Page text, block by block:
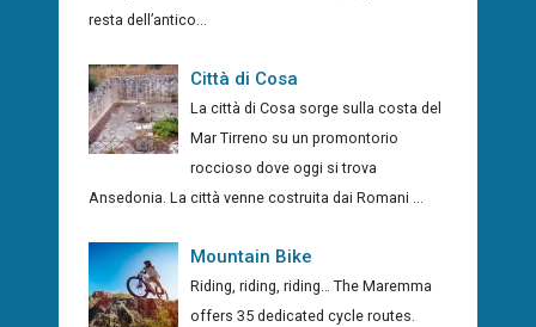
resta dell’antico...
Città di Cosa
La città di Cosa sorge sulla costa del
Mar Tirreno su un promontorio
roccioso dove oggi si trova
Ansedonia. La città venne costruita dai Romani ...
Mountain Bike
Riding, riding, riding… The Maremma
offers 35 dedicated cycle routes.